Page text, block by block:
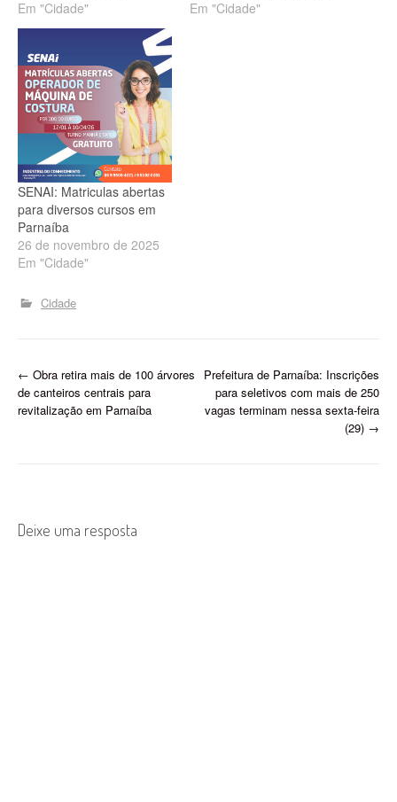
Em "Cidade"
Em "Cidade"
SENAI: Matriculas abertas
para diversos cursos em
Parnaíba
26 de novembro de 2025
Em "Cidade"
Cidade
P
o
a
← Obra retira mais de 100 árvores
de canteiros centrais para
revitalização em Parnaíba
Prefeitura de Parnaíba: Inscrições
para seletivos com mais de 250
vagas terminam nessa sexta-feira
(29) →
Deixe uma resposta